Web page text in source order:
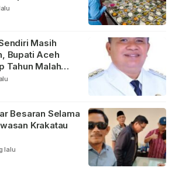
Masih
Bupati Aceh
Tahun Malah
Rumah
Besaran Selama
Krakatau
lalu